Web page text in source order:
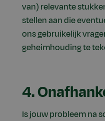
van) relevante
stellen aan die
ons gebruikelijk
geheimhouding te
4.
Is jouw probleem na